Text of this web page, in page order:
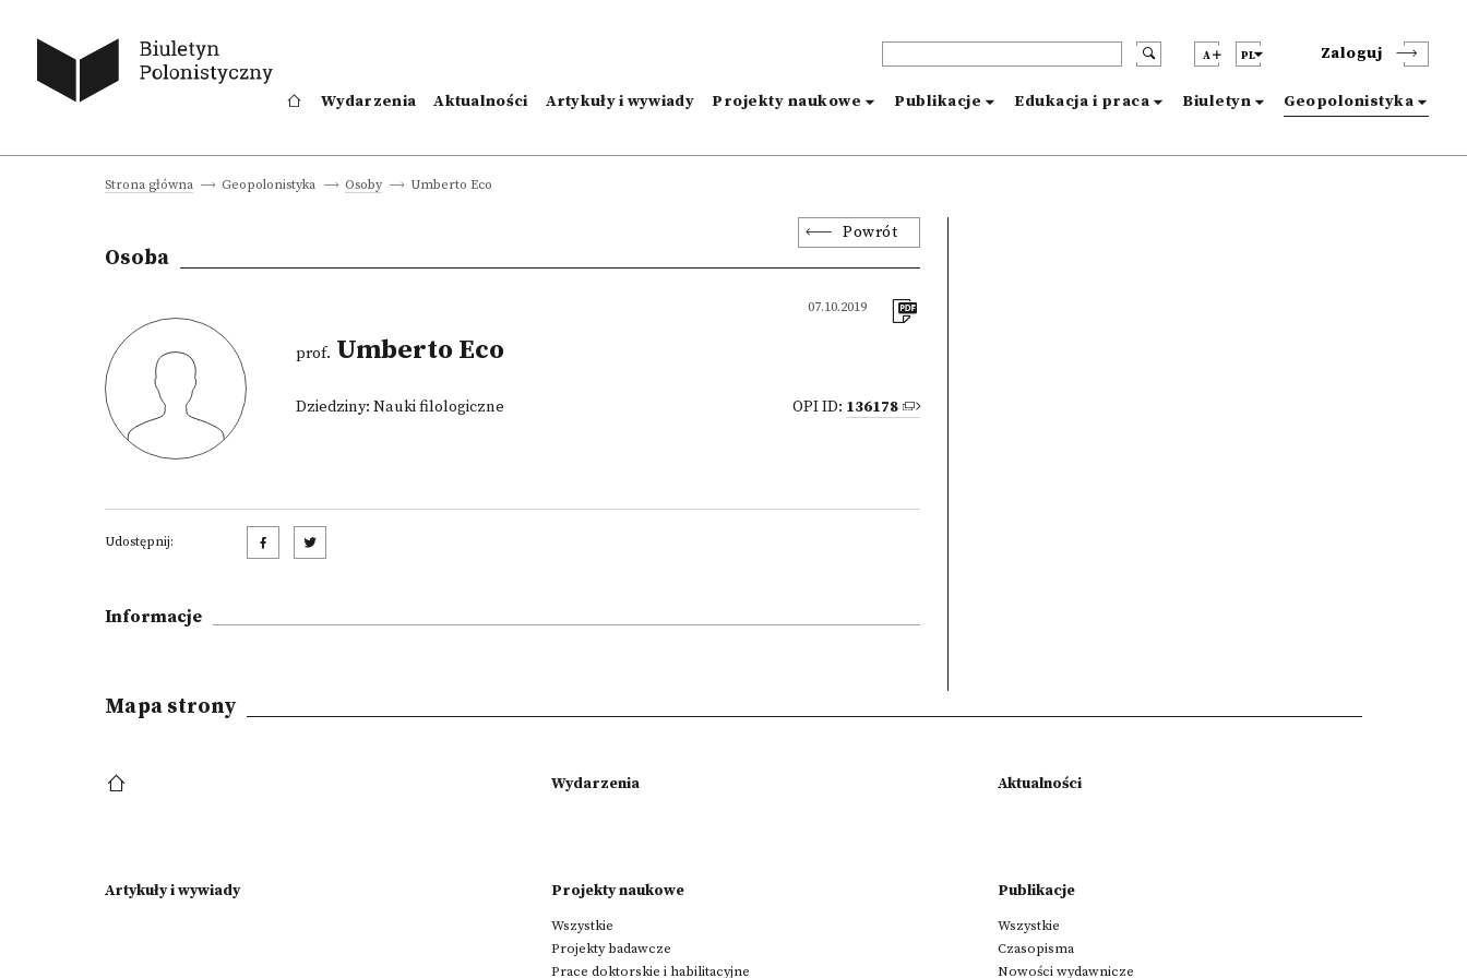
A PL Zaloguj
Wydarzenia Aktualności Artykuły i wywiady Projekty naukowe Publikacje Edukacja i praca Biuletyn Geopolonistyka
Strona główna Geopolonistyka Osoby Umberto Eco
Powrót
Osoba
07.10.2019
prof. Umberto Eco
Dziedziny: Nauki filologiczne OPI ID: 136178
Udostępnij:
Informacje
Mapa strony
Wydarzenia Aktualności
Artykuły i wywiady Projekty naukowe
Wszystkie
Projekty badawcze
Prace doktorskie i habilitacyjne
Publikacje
Wszystkie
Czasopisma
Nowości wydawnicze